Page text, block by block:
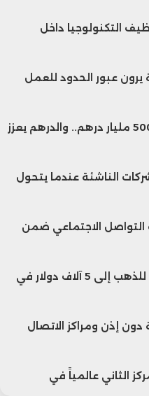
التكنولوجيا داخل
المغاربة يرون عبور الحدود للعمل
احتياطيات المغرب تقترب من 500 مليار درهم.. والدرهم يعزز
الناشئة عندما يتحول
الاجتماعي ضمن
يو بي إس يرفع سقف توقعاته للذهب إلى 5 آلاف دولار في
دون إذن ومراكز الاتصال
الثاني عالمياً في